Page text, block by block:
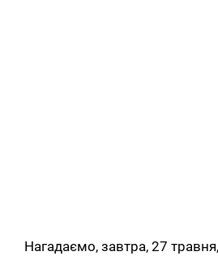
Нагадаємо, завтра, 27